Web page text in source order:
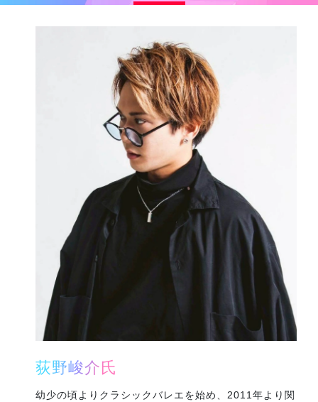
荻野峻介氏
幼少の頃よりクラシックバレエを始め、2011年より関